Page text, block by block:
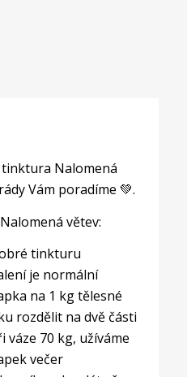
Nalomená
Vám poradíme 💚.
větev:
tinkturu
je normální
na 1 kg tělesné
rozdělit na dvě části
váze 70 kg, užíváme
večer